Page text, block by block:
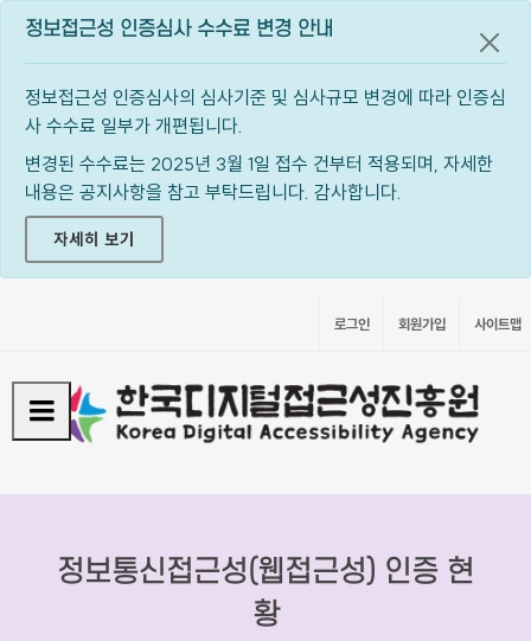
정보접근성 인증심사 수수료 변경 안내
정보접근성 인증심사의 심사기준 및 심사규모 변경에 따라 인증심
사 수수료 일부가 개편됩니다.
변경된 수수료는 2025년 3월 1일 접수 건부터 적용되며, 자세한
내용은 공지사항을 참고 부탁드립니다. 감사합니다.
자세히 보기
공지
로그인 회원가입 사이트맵
정보통신접근성(웹접근성) 인증 현
황